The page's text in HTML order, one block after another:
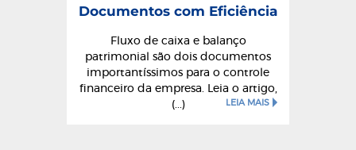
Documentos com Eficiência
Fluxo de caixa e balanço
patrimonial são dois documentos
importantíssimos para o controle
financeiro da empresa. Leia o artigo,
(...)
LEIA MAIS